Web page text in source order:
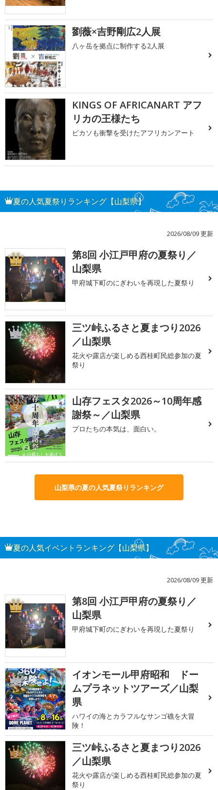
劉薇×吉野剛広2人展
八ヶ岳を拠点に制作する2人展
KINGS OF AFRICANART アフ
リカの王様たち
ピカソも衝撃を受けたアフリカンアート
夏の人気夏祭りランキング【山梨県】
2026/08/09 更新
1
第8回 小江戸甲府の夏祭り／
山梨県
甲府城下町のにぎわいを再現した夏祭り
2
三ツ峠ふるさと夏まつり2026
／山梨県
花火や露店が楽しめる西桂町民総参加の夏
祭り
3
山存フェスタ2026～10周年感
謝祭～／山梨県
プロたちの本気は、面白い。
山梨県の夏の人気夏祭りランキング
夏の人気イベントランキング【山梨県】
2026/08/09 更新
1
第8回 小江戸甲府の夏祭り／
山梨県
甲府城下町のにぎわいを再現した夏祭り
2
イオンモール甲府昭和 ドー
ムプラネットツアーズ／山梨
県
ハワイの海とカラフルなサンゴ礁を大冒
険！
3
三ツ峠ふるさと夏まつり2026
／山梨県
花火や露店が楽しめる西桂町民総参加の夏
祭り